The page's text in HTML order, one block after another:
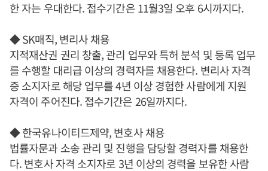
한 자는 우대한다. 접수기간은 11월3일 오후 6시까지다.
◆ SK매직, 변리사 채용
지적재산권 권리 창출, 관리 업무와 특허 분석 및 등록 업무
를 수행할 대리급 이상의 경력자를 채용한다. 변리사 자격
증 소지자로 해당 업무를 4년 이상 경험한 사람에게 지원
자격이 주어진다. 접수기간은 26일까지다.
◆ 한국유나이티드제약, 변호사 채용
법률자문과 소송 관리 및 진행을 담당할 경력자를 채용한
다. 변호사 자격 소지자로 3년 이상의 경력을 보유한 사람